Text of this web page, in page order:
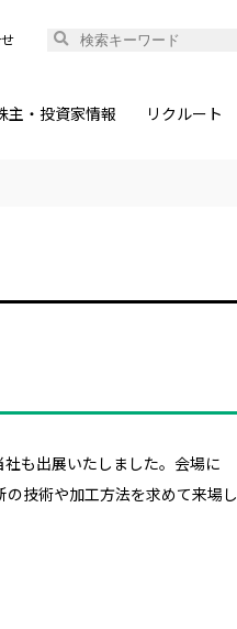
主・投資家情報 リクルート
も出展いたしました。会場に
技術や加工方法を求めて来場し